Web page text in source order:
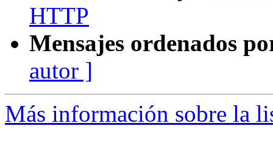
HTTP
Mensajes ordenados
autor ]
Más información sobre la